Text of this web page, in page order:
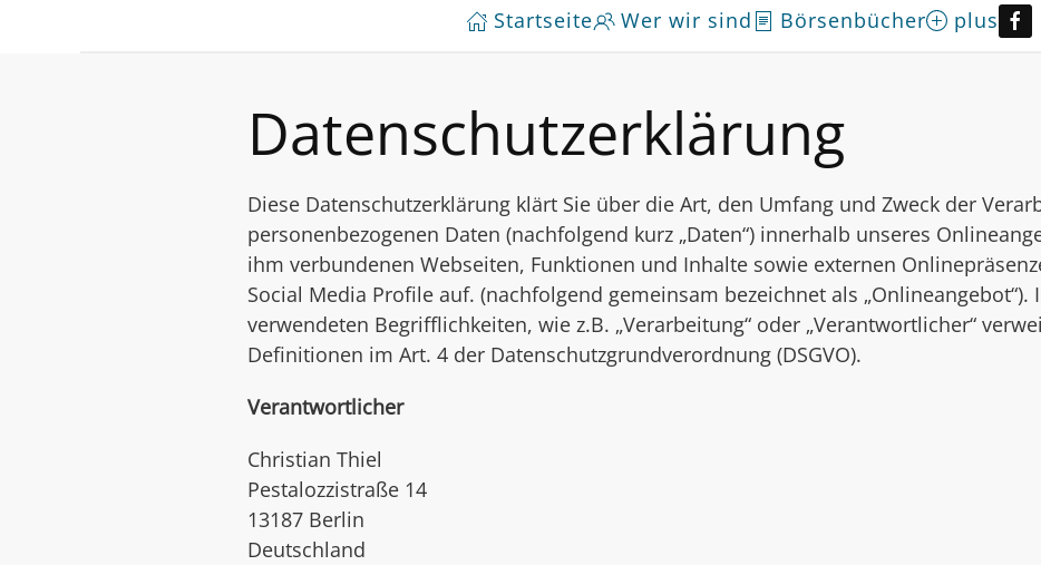
Startseite Wer wir sind Börsenbücher plus
Datenschutzerklärung
Diese Datenschutzerklärung klärt Sie über die Art, den Umfang und Zweck der
personenbezogenen Daten (nachfolgend kurz „Daten“) innerhalb unseres
ihm verbundenen Webseiten, Funktionen und Inhalte sowie externen
Social Media Profile auf. (nachfolgend gemeinsam bezeichnet als
verwendeten Begrifflichkeiten, wie z.B. „Verarbeitung“ oder „Verantwortlicher“
Definitionen im Art. 4 der Datenschutzgrundverordnung (DSGVO).
Verantwortlicher
Christian Thiel
Pestalozzistraße 14
13187 Berlin
Deutschland